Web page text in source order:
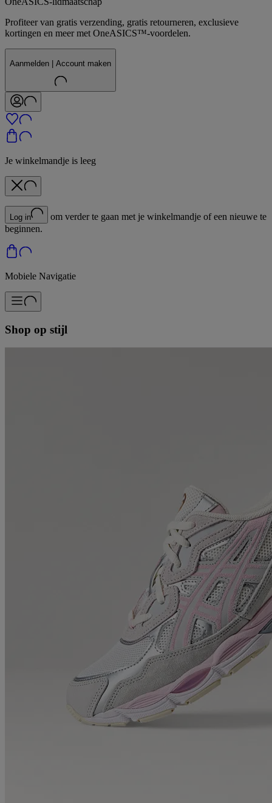
Profiteer van gratis verzending, gratis retourneren, exclusieve
kortingen en meer met OneASICS™-voordelen.
Aanmelden | Account maken
Je winkelmandje is leeg
Log in
om verder te gaan met je winkelmandje of een nieuwe te
beginnen.
Mobiele Navigatie
Shop op stijl